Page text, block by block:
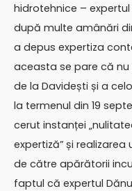
hidrotehnice – expertul
după multe amânări
a depus expertiza
aceasta se pare că
de la Davidești și a
la termenul din 19
cerut instanței
expertiză” și
de către apărătorii
faptul că expertul